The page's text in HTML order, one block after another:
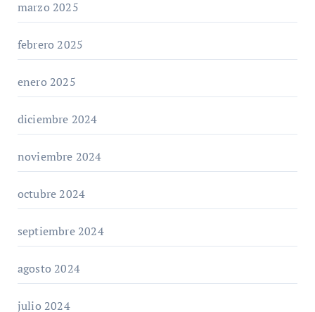
marzo 2025
febrero 2025
enero 2025
diciembre 2024
noviembre 2024
octubre 2024
septiembre 2024
agosto 2024
julio 2024